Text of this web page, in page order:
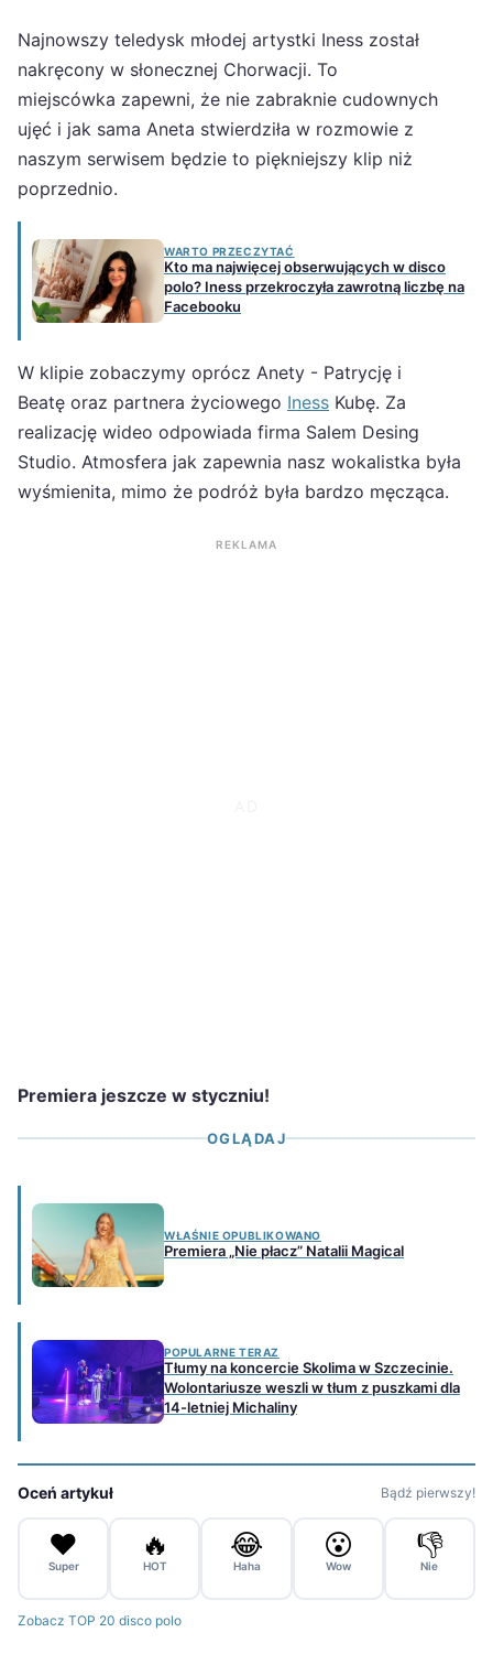
Najnowszy teledysk młodej artystki Iness został
nakręcony w słonecznej Chorwacji. To
miejscówka zapewni, że nie zabraknie cudownych
ujęć i jak sama Aneta stwierdziła w rozmowie z
naszym serwisem będzie to piękniejszy klip niż
poprzednio.
WARTO PRZECZYTAĆ
Kto ma najwięcej obserwujących w disco
polo? Iness przekroczyła zawrotną liczbę na
Facebooku
W klipie zobaczymy oprócz Anety - Patrycję i
Beatę oraz partnera życiowego Iness Kubę. Za
realizację wideo odpowiada firma Salem Desing
Studio. Atmosfera jak zapewnia nasz wokalistka była
wyśmienita, mimo że podróż była bardzo męcząca.
REKLAMA
Premiera jeszcze w styczniu!
OGLĄDAJ
WŁAŚNIE OPUBLIKOWANO
Premiera „Nie płacz” Natalii Magical
POPULARNE TERAZ
Tłumy na koncercie Skolima w Szczecinie.
Wolontariusze weszli w tłum z puszkami dla
14-letniej Michaliny
Oceń artykuł Bądź pierwszy!
❤️
Super
🔥
HOT
😂
Haha
😮
Wow
👎
Nie
Zobacz TOP 20 disco polo